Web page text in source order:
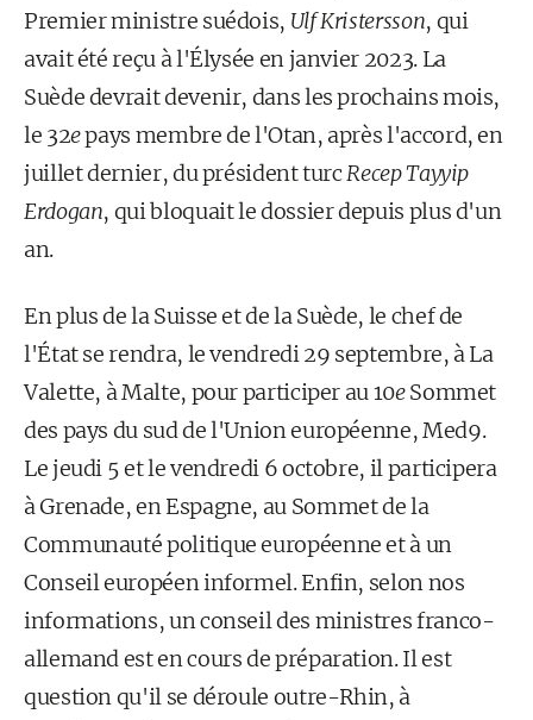
Premier ministre suédois, Ulf Kristersson, qui
avait été reçu à l'Élysée en janvier 2023. La
Suède devrait devenir, dans les prochains mois,
le 32epays membre de l'Otan, après l'accord, en
juillet dernier, du président turcRecep Tayyip
Erdogan, qui bloquait le dossier depuis plus d'un
an.
En plus de la Suisse et de la Suède, le chef de
l'État se rendra, le vendredi 29 septembre, à La
Valette, à Malte, pour participer au 10eSommet
des pays du sud de l'Union européenne, Med9.
Le jeudi 5 et le vendredi 6 octobre, il participera
à Grenade, en Espagne, au Sommet de la
Communauté politique européenne et à un
Conseil européen informel. Enfin, selon nos
informations, un conseil des ministres franco-
allemand est en cours de préparation. Il est
question qu'il se déroule outre-Rhin, à